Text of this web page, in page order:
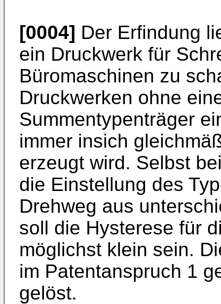
[0004] Der Erfindung
ein Druckwerk für
Büromaschinen zu
Druckwerken ohne
Summentypenträger
immer insich
erzeugt wird. Selbst
die Einstellung des
Drehweg aus
soll die Hysterese für
möglichst klein sein.
im Patentanspruch 1
gelöst.